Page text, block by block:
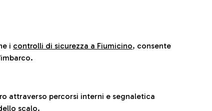
i controlli di sicurezza a Fiumicino, consente
attraverso percorsi interni e segnaletica
scalo.